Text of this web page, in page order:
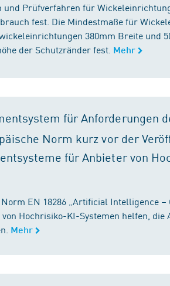
Prüfverfahren für
fest. Die Mindestmaße für
380mm Breite und
der Schutzränder fest. Mehr
für Anforderungen
Norm kurz vor der
für Anbieter von
EN 18286 „Artificial Intelligence
Hochrisiko-KI-Systemen helfen,
Mehr